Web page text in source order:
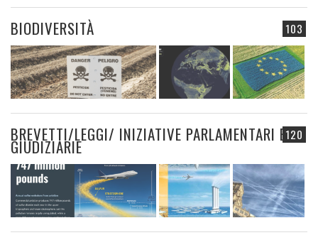
103
BIODIVERSITÀ
120
BREVETTI/LEGGI/ INIZIATIVE PARLAMENTARI E
GIUDIZIARIE